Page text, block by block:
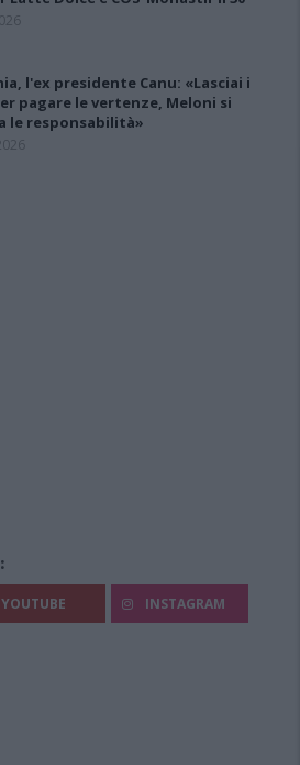
l'ex presidente Canu: «Lasciai i
pagare le vertenze, Meloni si
le responsabilità»
YOUTUBE INSTAGRAM